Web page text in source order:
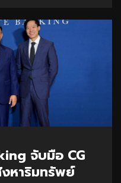
จับมือ CG
หาริมทรัพย์